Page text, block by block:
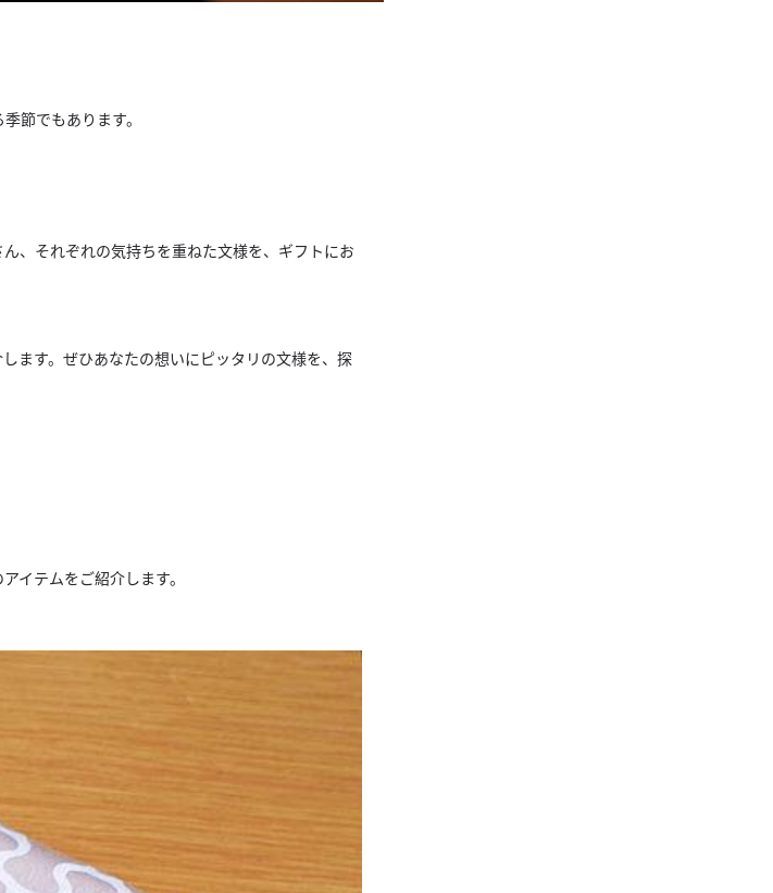
節でもあります。
、 それぞれの気持ちを重ねた文様を、 ギフトにお
ます。 ぜひあなたの想いにピッタリの文様を、探
イテムをご紹介します。